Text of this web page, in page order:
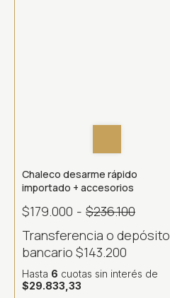
Chaleco desarme rápido
importado + accesorios
$179.000 - $236.100
Transferencia o depósito
bancario $143.200
Hasta 6 cuotas sin interés de
$29.833,33